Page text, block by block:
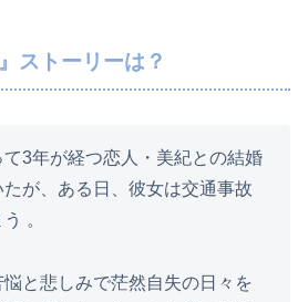
ストーリーは？
3年が経つ恋人・美紀との結婚
が、ある日、彼女は交通事故
。
と悲しみで茫然自失の日々を